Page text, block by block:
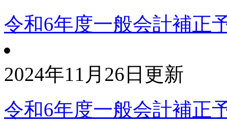
令和6年度一般会計補正
2024年11月26日更新
令和6年度一般会計補正